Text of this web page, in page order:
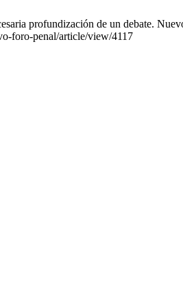
profundización de un debate.
foro-penal/article/view/4117